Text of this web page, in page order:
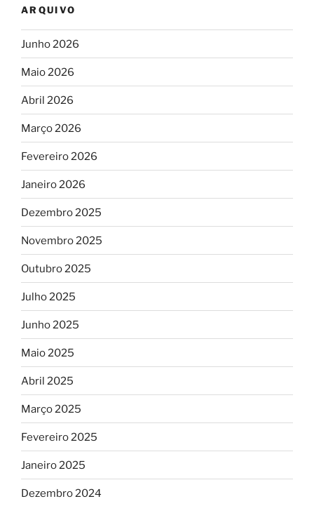
ARQUIVO
Junho 2026
Maio 2026
Abril 2026
Março 2026
Fevereiro 2026
Janeiro 2026
Dezembro 2025
Novembro 2025
Outubro 2025
Julho 2025
Junho 2025
Maio 2025
Abril 2025
Março 2025
Fevereiro 2025
Janeiro 2025
Dezembro 2024